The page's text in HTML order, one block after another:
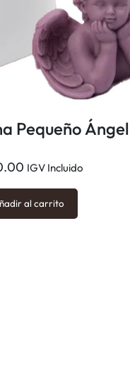
Pequeño
IGV Incluido
al carrito